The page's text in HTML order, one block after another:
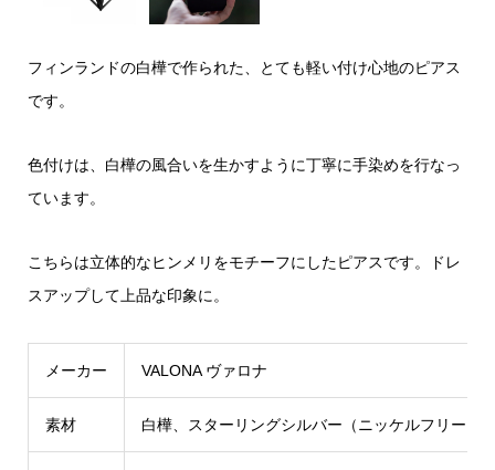
フィンランドの白樺で作られた、とても軽い付け心地のピアス
です。
色付けは、白樺の風合いを生かすように丁寧に手染めを行なっ
ています。
こちらは立体的なヒンメリをモチーフにしたピアスです。ドレ
スアップして上品な印象に。
メーカー VALONA ヴァロナ
素材 白樺、スターリングシルバー（ニッケルフリー）